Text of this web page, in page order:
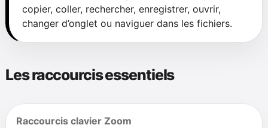
copier, coller, rechercher, enregistrer, ouvrir,
changer d’onglet ou naviguer dans les fichiers.
Les raccourcis essentiels
Raccourcis clavier Zoom